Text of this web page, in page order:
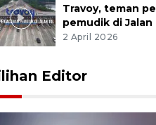
Travoy, teman
pemudik di Jalan
2 April 2026
Editor